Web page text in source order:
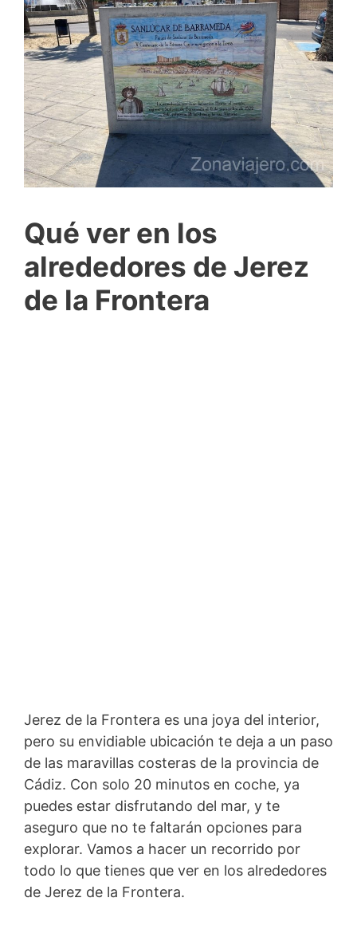
Qué ver en los
alrededores de Jerez
de la Frontera
Jerez de la Frontera es una joya del interior,
pero su envidiable ubicación te deja a un paso
de las maravillas costeras de la provincia de
Cádiz. Con solo 20 minutos en coche, ya
puedes estar disfrutando del mar, y te
aseguro que no te faltarán opciones para
explorar. Vamos a hacer un recorrido por
todo lo que tienes que ver en los alrededores
de Jerez de la Frontera.